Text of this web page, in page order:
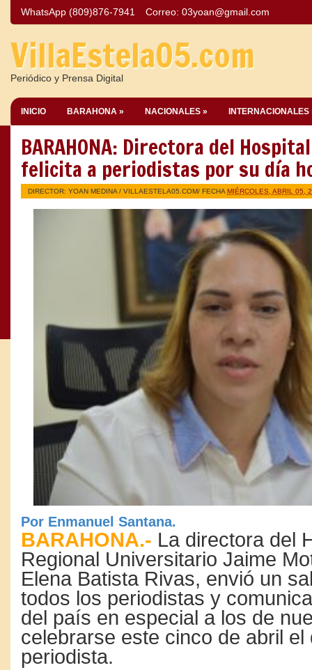
WhatsApp (809)876-7941 Correo: 03yoan@gmail.com
VillaEstela05.com
Periódico y Prensa Digital
INICIO BARAHONA » NACIONALES » INTERNACIONALES
BARAHONA: Directora del
felicita a periodistas por su día
DIRECTOR: YOAN MEDINA / VILLAESTELA05.COM/ FECHA MIÉRCOLES, ABRIL 05,
Por Enmanuel Santana.
BARAHONA.- La directora del
Regional Universitario Jaime
Elena Batista Rivas, envió un
todos los periodistas y
del país en especial a los de
celebrarse este cinco de abril el
periodista.